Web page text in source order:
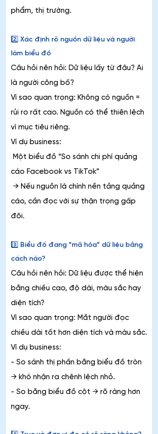
phẩm, thị trường.
2️⃣ Xác định rõ nguồn dữ liệu và người
làm biểu đồ
Câu hỏi nên hỏi: Dữ liệu lấy từ đâu? Ai
là người công bố?
Vì sao quan trọng: Không có nguồn =
rủi ro rất cao. Nguồn có thể thiên lệch
vì mục tiêu riêng.
Ví dụ business:
cáo Facebook vs TikTok”
cáo, cần đọc với sự thận trọng gấp
đôi.
3️⃣ Biểu đồ đang “mã hóa” dữ liệu bằng
cách nào?
Câu hỏi nên hỏi: Dữ liệu được thể hiện
bằng chiều cao, độ dài, màu sắc hay
diện tích?
Vì sao quan trọng: Mắt người đọc
chiều dài tốt hơn diện tích và màu sắc.
Ví dụ business:
- So sánh thị phần bằng biểu đồ tròn
→ khó nhận ra chênh lệch nhỏ.
- So bằng biểu đồ cột → rõ ràng hơn
ngay.